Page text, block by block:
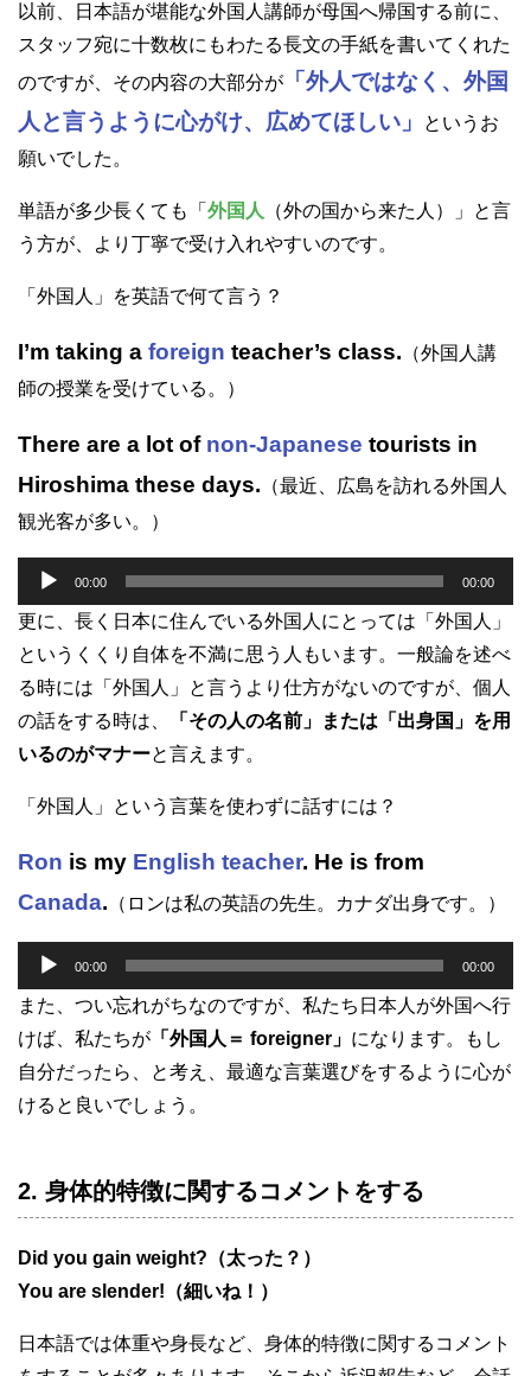
以前、日本語が堪能な外国人講師が母国へ帰国する前に、
スタッフ宛に十数枚にもわたる長文の手紙を書いてくれた
のですが、その内容の大部分が
「外人ではなく、外国
人と言うように心がけ、広めてほしい」
というお
願いでした。
単語が多少長くても「 外国人
（外の国から来た人）」と言
う方が、より丁寧で受け入れやすいのです。
「外国人」を英語で何て言う？
I’m taking a foreign teacher’s class. （外国人講
師の授業を受けている。）
There are a lot of non-Japanese tourists in
Hiroshima these days. （最近、広島を訪れる外国人
観光客が多い。）
声
00:00 00:00
更に、長く日本に住んでいる外国人にとっては「外国人」
というくくり自体を不満に思う人もいます。一般論を述べ
る時には「外国人」と言うより仕方がないのですが、個人
の話をする時は、
「その人の名前」または「出身国」を用
いるのがマナーと言えます。
「外国人」という言葉を使わずに話すには？
Ron is my English teacher. He is from
Canada. （ロンは私の英語の先生。カナダ出身です。）
声
00:00 00:00
また、つい忘れがちなのですが、私たち日本人が外国へ行
けば、私たちが 「外国人＝ foreigner」 になります。もし
自分だったら、と考え、最適な言葉選びをするように心が
けると良いでしょう。
2. 身体的特徴に関するコメントをする
Did you gain weight?（太った？）
You are slender!（細いね！）
日本語では体重や身長など、身体的特徴に関するコメント